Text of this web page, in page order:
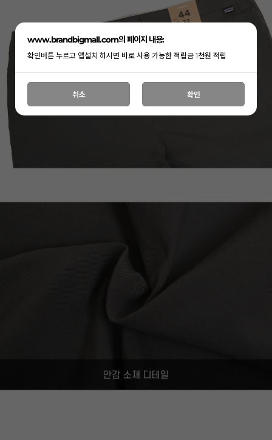
www.brandbigmall.com의 페이지 내용:
확인버튼 누르고 앱설치 하시면 바로 사용 가능한 적립금 1천원 적립
취소 확인